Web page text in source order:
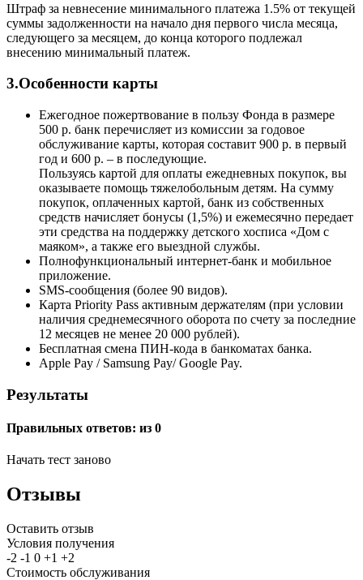
Штраф за невнесение минимального платежа 1.5% от текущей
суммы задолженности на начало дня первого числа месяца,
следующего за месяцем, до конца которого подлежал
внесению минимальный платеж.
3.Особенности карты
Ежегодное пожертвование в пользу Фонда в размере
500 р. банк перечисляет из комиссии за годовое
обслуживание карты, которая составит 900 р. в первый
год и 600 р. – в последующие.
Пользуясь картой для оплаты ежедневных покупок, вы
оказываете помощь тяжелобольным детям. На сумму
покупок, оплаченных картой, банк из собственных
средств начисляет бонусы (1,5%) и ежемесячно передает
эти средства на поддержку детского хосписа «Дом с
маяком», а также его выездной службы.
Полнофункциональный интернет-банк и мобильное
приложение.
SMS-сообщения (более 90 видов).
Карта Priority Pass активным держателям (при условии
наличия среднемесячного оборота по счету за последние
12 месяцев не менее 20 000 рублей).
Бесплатная смена ПИН-кода в банкоматах банка.
Apple Pay / Samsung Pay/ Google Pay.
Результаты
Правильных ответов: из 0
Начать тест заново
Отзывы
Оставить отзыв
Условия получения
-2 -1 0 +1 +2
Стоимость обслуживания